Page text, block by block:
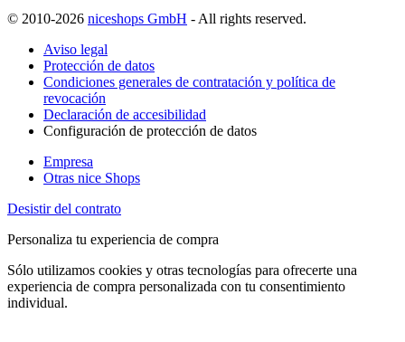
© 2010-2026 niceshops GmbH - All rights reserved.
Aviso legal
Protección de datos
Condiciones generales de contratación y política de
revocación
Declaración de accesibilidad
Configuración de protección de datos
Empresa
Otras nice Shops
Desistir del contrato
Personaliza tu experiencia de compra
Sólo utilizamos cookies y otras tecnologías para ofrecerte una
experiencia de compra personalizada con tu consentimiento
individual.